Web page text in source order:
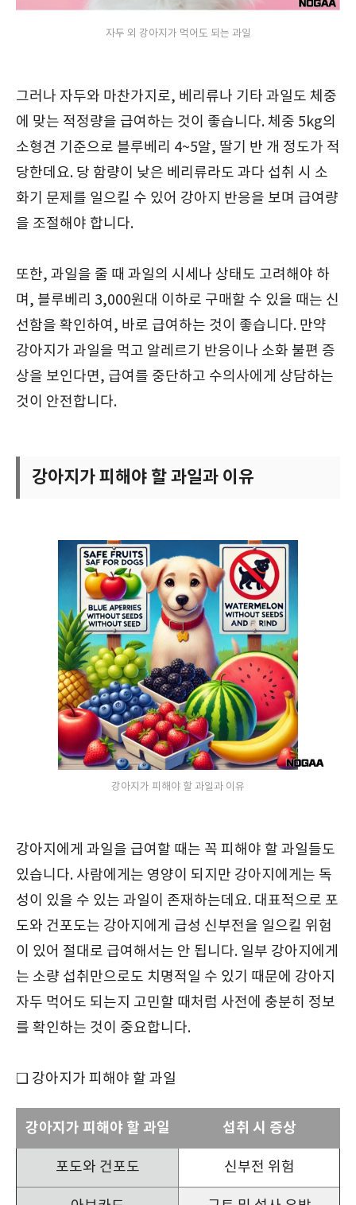
자두 외 강아지가 먹어도 되는 과일
그러나 자두와 마찬가지로, 베리류나 기타 과일도 체중
에 맞는 적정량을 급여하는 것이 좋습니다. 체중 5kg의
소형견 기준으로 블루베리 4~5알, 딸기 반 개 정도가 적
당한데요. 당 함량이 낮은 베리류라도 과다 섭취 시 소
화기 문제를 일으킬 수 있어 강아지 반응을 보며 급여량
을 조절해야 합니다.
또한, 과일을 줄 때 과일의 시세나 상태도 고려해야 하
며, 블루베리 3,000원대 이하로 구매할 수 있을 때는 신
선함을 확인하여, 바로 급여하는 것이 좋습니다. 만약
강아지가 과일을 먹고 알레르기 반응이나 소화 불편 증
상을 보인다면, 급여를 중단하고 수의사에게 상담하는
것이 안전합니다.
강아지가 피해야 할 과일과 이유
강아지가 피해야 할 과일과 이유
강아지에게 과일을 급여할 때는 꼭 피해야 할 과일들도
있습니다. 사람에게는 영양이 되지만 강아지에게는 독
성이 있을 수 있는 과일이 존재하는데요. 대표적으로 포
도와 건포도는 강아지에게 급성 신부전을 일으킬 위험
이 있어 절대로 급여해서는 안 됩니다. 일부 강아지에게
는 소량 섭취만으로도 치명적일 수 있기 때문에 강아지
자두 먹어도 되는지 고민할 때처럼 사전에 충분히 정보
를 확인하는 것이 중요합니다.
❑ 강아지가 피해야 할 과일
강아지가 피해야 할 과일 섭취 시 증상
포도와 건포도 신부전 위험